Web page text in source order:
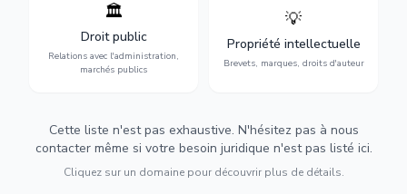
🏛️
Droit public
Relations avec l'administration,
marchés publics
Gestion de vos relations
avec l'administration :
marchés publics,
urbanisme et contentieux.
💡
Propriété intellectuelle
Brevets, marques, droits d'auteur
Protection de vos créations
d'auteur et lutte contre la
contrefaçon.
Cette liste n'est pas exhaustive. N'hésitez pas à nous
contacter même si votre besoin juridique n'est pas listé ici.
Cliquez sur un domaine pour découvrir plus de détails.